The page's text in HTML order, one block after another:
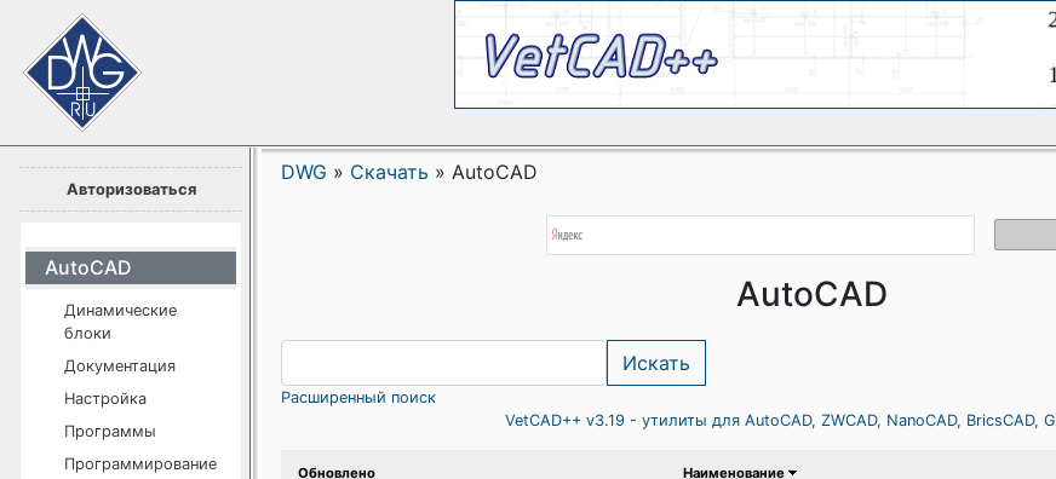
Авторизоваться
AutoCAD
Динамические
блоки
Документация
Настройка
Программы
Программирование
DWG » Скачать » AutoCAD
AutoCAD
Расширенный поиск
VetCAD++ v3.19 - утилиты для AutoCAD, ZWCAD, NanoCAD, BricsCAD,
Обновлено Наименование